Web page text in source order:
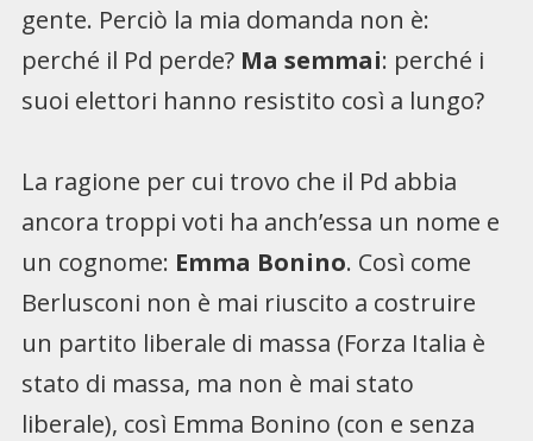
gente. Perciò la mia domanda non è:
perché il Pd perde?Ma semmai: perché i
suoi elettori hanno resistito così a lungo?
La ragione per cui trovo che il Pd abbia
ancora troppi voti ha anch’essa un nome e
un cognome: Emma Bonino. Così come
Berlusconi non è mai riuscito a costruire
un partito liberale di massa (Forza Italia è
stato di massa, ma non è mai stato
liberale), così Emma Bonino (con e senza